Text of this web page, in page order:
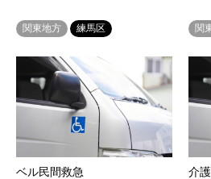
関東地方 練馬区 関
ベル民間救急 介